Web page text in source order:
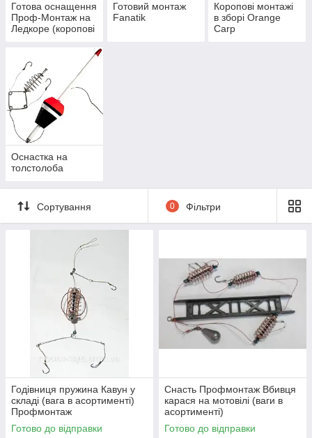
Готова оснащення
Проф-Монтаж на
Ледкоре (коропові
Готовий монтаж
Fanatik
Коропові монтажі
в зборі Orange
Carp
Оснастка на
толстолоба
Сортування 0 Фільтри
Годівниця пружина Кавун у
складі (вага в асортименті)
Профмонтаж
Готово до відправки
Снасть Профмонтаж Вбивця
карася на мотовілі (ваги в
асортименті)
Готово до відправки